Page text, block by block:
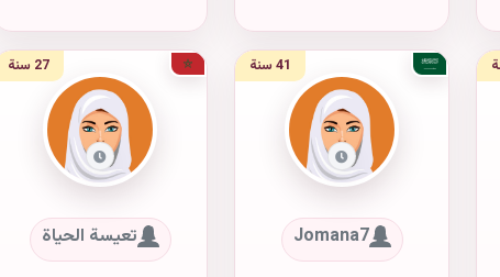
41 سنة
Jomana7
27 سنة
تعيسة الحياة